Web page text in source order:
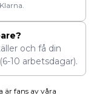
och få din
(6-10 arbetsdagar).
är fans av våra